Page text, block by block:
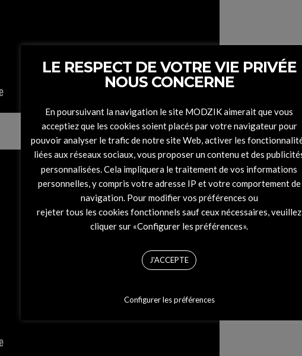
LE RESPECT DE VOTRE VIE PRIVÉE
NOUS CONCERNE
En poursuivant la navigation le site MODZIK aimerait que vous
acceptiez que les cookies soient placés par votre navigateur pour
pouvoir analyser le trafic de notre site Web, activer les
liées aux réseaux sociaux, vous proposer un contenu et des
personnalisées. Cela impliquera le traitement de vos informations
personnelles, y compris votre adresse IP et votre comportement de
navigation. Pour modifier vos préférences ou
rejeter tous les cookies fonctionnels sauf ceux nécessaires, veuillez
cliquer sur «Configurer les préférences».
J'ACCEPTE
Configurer les préférences